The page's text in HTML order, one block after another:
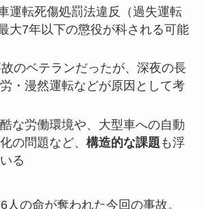
運転死傷処罰法違反（過失運転
大7年以下の懲役が科される可能
のベテランだったが、深夜の長
・漫然運転などが原因として考
な労働環境や、大型車への自動
の問題など、 構造的な課題 も浮
る
人の命が奪われた今回の事故。